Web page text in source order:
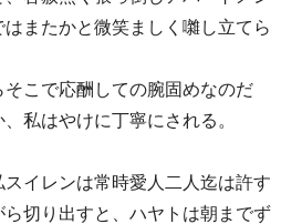
はまたかと微笑ましく囃し立てら
こで応酬しての腕固めなのだ
私はやけに丁寧にされる。
イレンは常時愛人二人迄は許す
切り出すと、ハヤトは朝までず